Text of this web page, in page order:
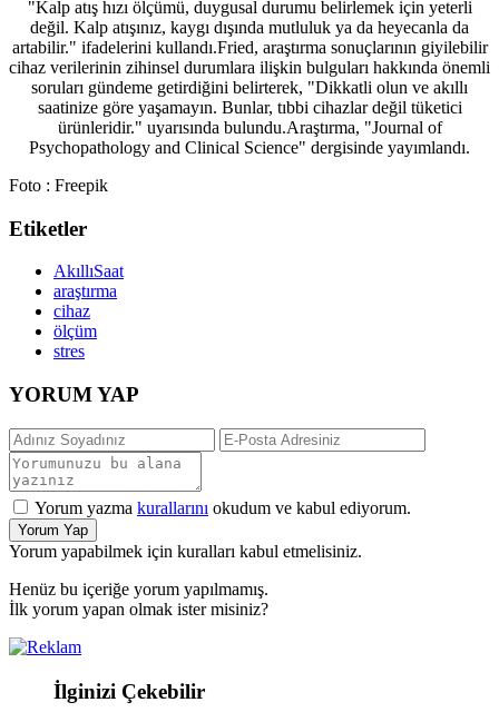
"Kalp atış hızı ölçümü, duygusal durumu belirlemek için yeterli
değil. Kalp atışınız, kaygı dışında mutluluk ya da heyecanla da
artabilir." ifadelerini kullandı.Fried, araştırma sonuçlarının giyilebilir
cihaz verilerinin zihinsel durumlara ilişkin bulguları hakkında önemli
soruları gündeme getirdiğini belirterek, "Dikkatli olun ve akıllı
saatinize göre yaşamayın. Bunlar, tıbbi cihazlar değil tüketici
ürünleridir." uyarısında bulundu.Araştırma, "Journal of
Psychopathology and Clinical Science" dergisinde yayımlandı.
Foto : Freepik
Etiketler
AkıllıSaat
araştırma
cihaz
ölçüm
stres
YORUM YAP
Yorum yazma kurallarını okudum ve kabul ediyorum.
Yorum Yap
Yorum yapabilmek için kuralları kabul etmelisiniz.
Henüz bu içeriğe yorum yapılmamış.
İlk yorum yapan olmak ister misiniz?
İlginizi Çekebilir